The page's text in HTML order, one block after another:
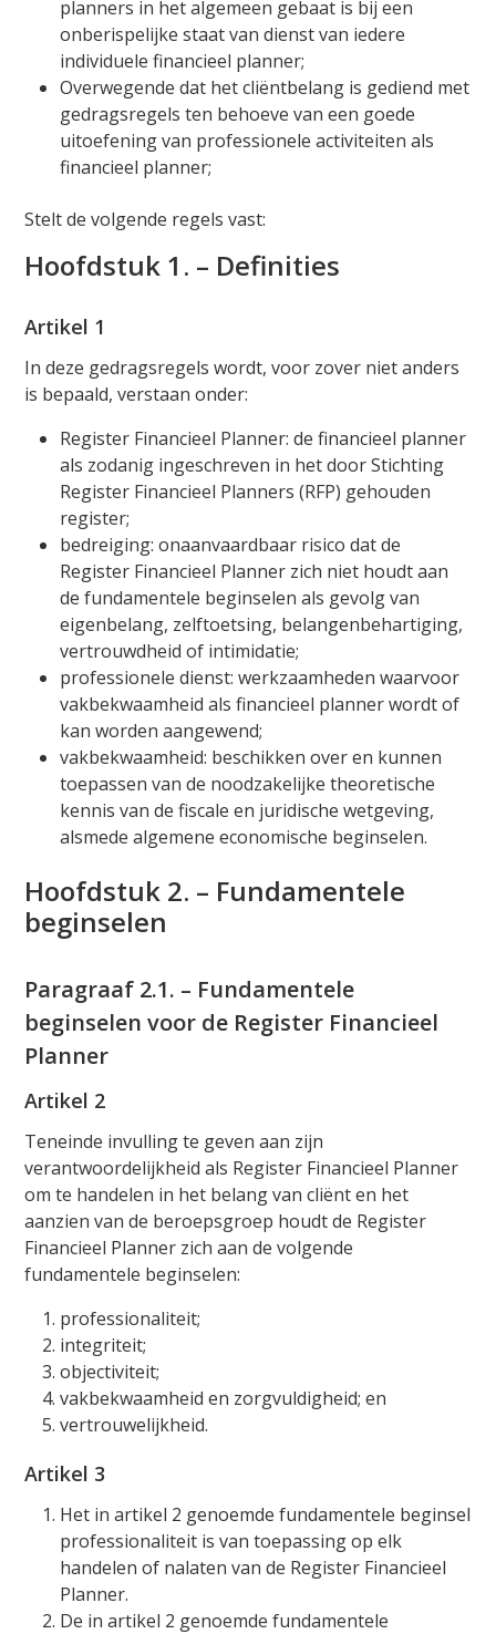
planners in het algemeen gebaat is bij een
onberispelijke staat van dienst van iedere
individuele financieel planner;
Overwegende dat het cliëntbelang is gediend met
gedragsregels ten behoeve van een goede
uitoefening van professionele activiteiten als
financieel planner;
Stelt de volgende regels vast:
Hoofdstuk 1. – Definities
Artikel 1
In deze gedragsregels wordt, voor zover niet anders
is bepaald, verstaan onder:
Register Financieel Planner: de financieel planner
als zodanig ingeschreven in het door Stichting
Register Financieel Planners (RFP) gehouden
register;
bedreiging: onaanvaardbaar risico dat de
Register Financieel Planner zich niet houdt aan
de fundamentele beginselen als gevolg van
eigenbelang, zelftoetsing, belangenbehartiging,
vertrouwdheid of intimidatie;
professionele dienst: werkzaamheden waarvoor
vakbekwaamheid als financieel planner wordt of
kan worden aangewend;
vakbekwaamheid: beschikken over en kunnen
toepassen van de noodzakelijke theoretische
kennis van de fiscale en juridische wetgeving,
alsmede algemene economische beginselen.
Hoofdstuk 2. – Fundamentele
beginselen
Paragraaf 2.1. – Fundamentele
beginselen voor de Register Financieel
Planner
Artikel 2
Teneinde invulling te geven aan zijn
verantwoordelijkheid als Register Financieel Planner
om te handelen in het belang van cliënt en het
aanzien van de beroepsgroep houdt de Register
Financieel Planner zich aan de volgende
fundamentele beginselen:
professionaliteit;
integriteit;
objectiviteit;
vakbekwaamheid en zorgvuldigheid; en
vertrouwelijkheid.
Artikel 3
Het in artikel 2 genoemde fundamentele beginsel
professionaliteit is van toepassing op elk
handelen of nalaten van de Register Financieel
Planner.
De in artikel 2 genoemde fundamentele